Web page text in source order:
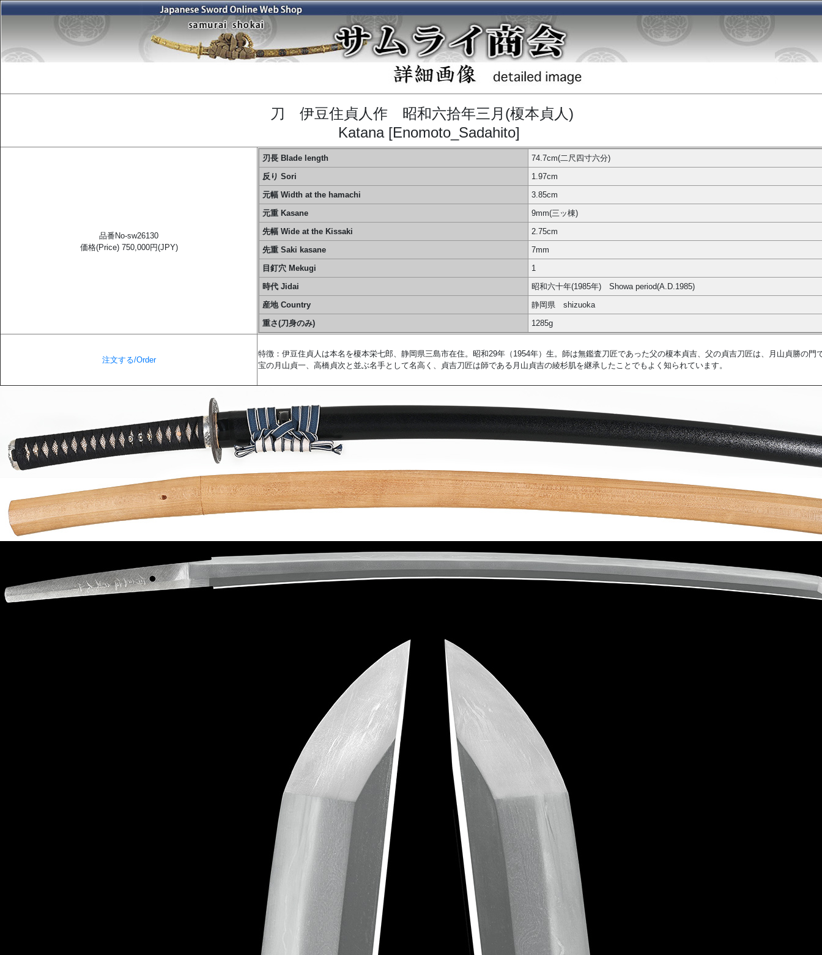
刀 伊豆住貞人作 昭和六拾年三月(榎本貞人)
Katana [Enomoto_Sadahito]
品番No-sw26130
価格(Price) 750,000円(JPY)
刃長 Blade length
74.7cm(二尺四寸六分)
反り Sori
1.97cm
元幅 Width at the hamachi
3.85cm
元重 Kasane
9mm(三ッ棟)
先幅 Wide at the Kissaki
2.75cm
先重 Saki kasane
7mm
目釘穴 Mekugi
1
時代 Jidai
昭和六十年(1985年) Showa period(A.D.1985)
産地 Country
静岡県 shizuoka
重さ(刀身のみ)
1285g
注文する/Order
特徴：伊豆住貞人は本名を榎本栄七郎、静岡県三島市在住。昭和29年（1954年）生。師は無鑑査刀匠であった父の榎本貞吉、父の貞吉刀匠は、月山貞勝の門
宝の月山貞一、高橋貞次と並ぶ名手として名高く、貞吉刀匠は師である月山貞吉の綾杉肌を継承したことでもよく知られています。